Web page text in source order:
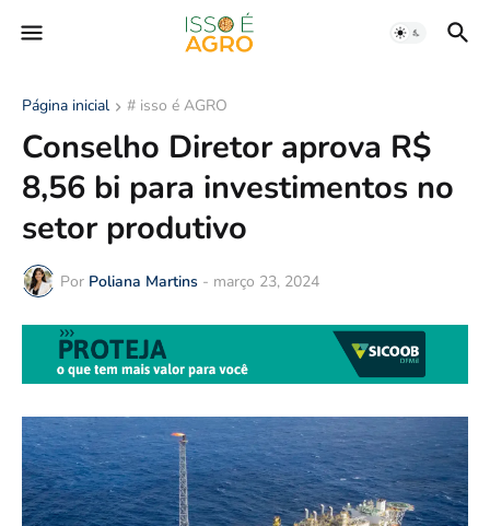
Página inicial # isso é AGRO
Conselho Diretor aprova R$
8,56 bi para investimentos no
setor produtivo
Por Poliana Martins - março 23, 2024